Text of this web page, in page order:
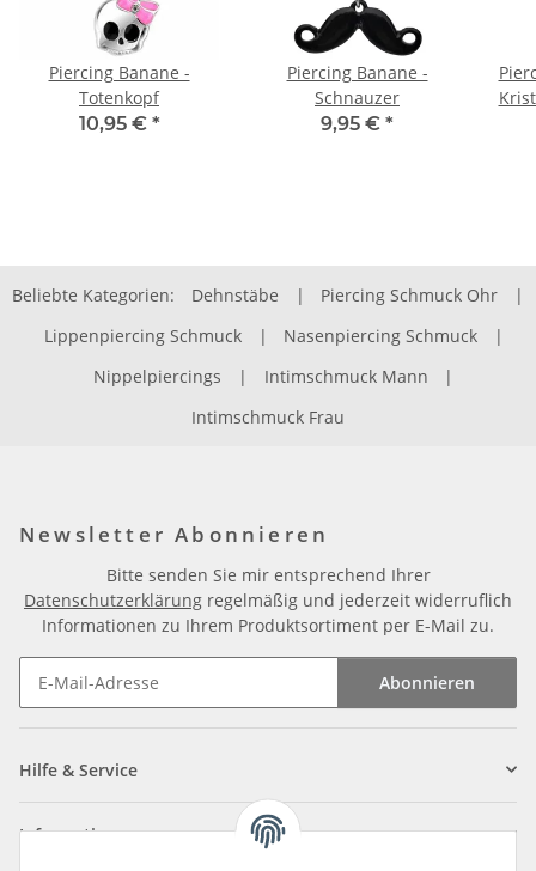
Piercing Banane -
Totenkopf
10,95 € *
Piercing Banane -
Schnauzer
9,95 € *
Beliebte Kategorien: Dehnstäbe | Piercing Schmuck Ohr
|
Lippenpiercing Schmuck
| Nasenpiercing Schmuck
|
Nippelpiercings
| Intimschmuck Mann
|
Intimschmuck Frau
Newsletter Abonnieren
Bitte senden Sie mir entsprechend Ihrer
Datenschutzerklärung regelmäßig und jederzeit widerruflich
Informationen zu Ihrem Produktsortiment per E-Mail zu.
Abonnieren
Hilfe & Service
Informationen